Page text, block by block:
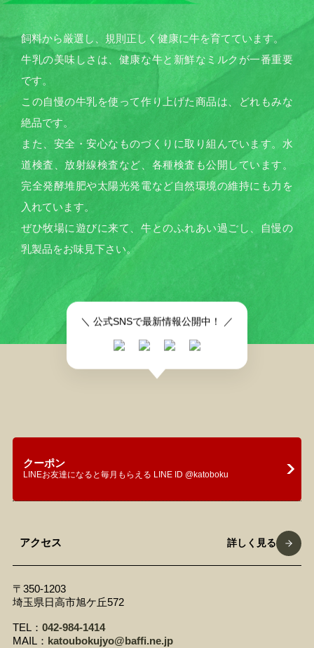
飼料から厳選し、規則正しく健康に牛を育てています。
牛乳の美味しさは、健康な牛と新鮮なミルクが一番重要
です。
この自慢の牛乳を使って作り上げた商品は、どれもみな
絶品です。
また、安全・安心なものづくりに取り組んでいます。水
道検査、放射線検査など、各種検査も公開しています。
完全発酵堆肥や太陽光発電など自然環境の維持にも力を
入れています。
ぜひ牧場に遊びに来て、牛とのふれあい過ごし、自慢の
乳製品をお味見下さい。
＼ 公式SNSで最新情報公開中！ ／
クーポン
LINEお友達になると毎月もらえる LINE ID @katoboku
アクセス 詳しく見る
〒350-1203
埼玉県日高市旭ケ丘572
TEL： 042-984-1414
MAIL： katoubokujyo@baffi.ne.jp